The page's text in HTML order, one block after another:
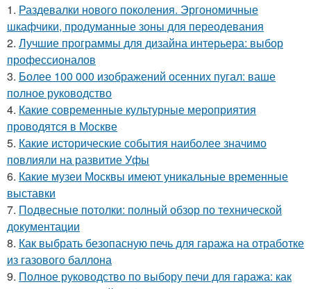
1. Раздевалки нового поколения. Эргономичные
шкафчики, продуманные зоны для переодевания
2. Лучшие программы для дизайна интерьера: выбор
профессионалов
3. Более 100 000 изображений осенних пугал: ваше
полное руководство
4. Какие современные культурные мероприятия
проводятся в Москве
5. Какие исторические события наиболее значимо
повлияли на развитие Уфы
6. Какие музеи Москвы имеют уникальные временные
выставки
7. Подвесные потолки: полный обзор по технической
документации
8. Как выбрать безопасную печь для гаража на отработке
из газового баллона
9. Полное руководство по выбору печи для гаража: как